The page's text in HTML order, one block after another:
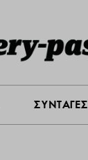
ΣΥΝΤΑΓΕΣ